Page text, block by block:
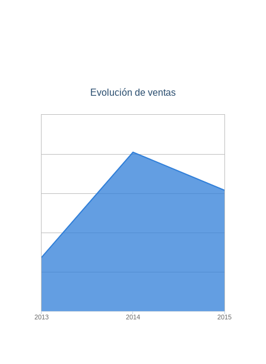
Evolución de ventas
2013 2014 2015